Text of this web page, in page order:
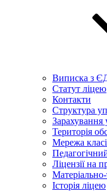
Виписка з
Статут ліцею
Контакти
Структура
Зарахування
Територія
Мережа
Ліцензії на
Історія ліцею